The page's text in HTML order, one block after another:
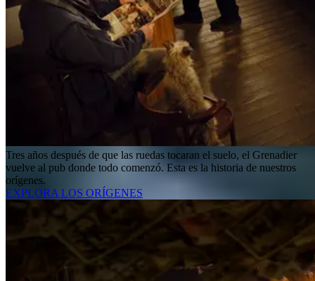
Tres años después de que las ruedas tocaran el suelo, el Grenadier
vuelve al pub donde todo comenzó. Esta es la historia de nuestros
orígenes.
EXPLORA LOS ORÍGENES